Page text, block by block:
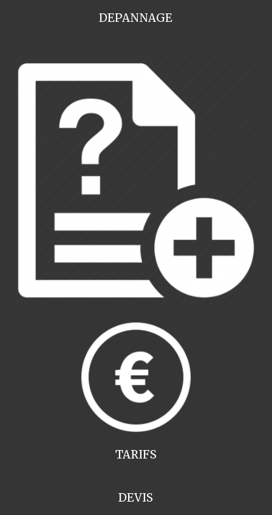
DEPANNAGE
TARIFS
DEVIS